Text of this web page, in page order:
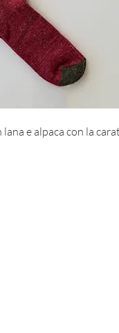
e alpaca con la